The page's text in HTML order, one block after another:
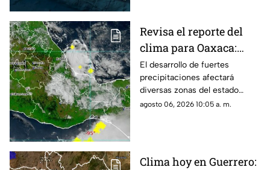
Revisa el reporte del
clima para Oaxaca:
tormentas y calor
intenso
El desarrollo de fuertes
precipitaciones afectará
diversas zonas del estado
durante las próximas horas
agosto 06, 2026 10:05 a. m.
Clima hoy en Guerrero: